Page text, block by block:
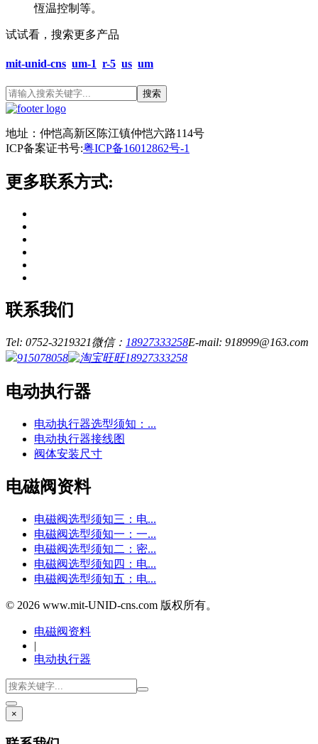
恆温控制等。
试试看，搜索更多产品
mit-unid-cns um-1 r-5 us um
搜索
地址：仲恺高新区陈江镇仲恺六路114号
ICP备案证书号:粤ICP备16012862号-1
更多联系方式:
联系我们
Tel: 0752-3219321微信： 18927333258E-mail: 918999@163.com
915078058
18927333258
电动执行器
电动执行器选型须知：...
电动执行器接线图
阀体安装尺寸
电磁阀资料
电磁阀选型须知三：电...
电磁阀选型须知一：一...
电磁阀选型须知二：密...
电磁阀选型须知四：电...
电磁阀选型须知五：电...
© 2026 www.mit-UNID-cns.com 版权所有。
电磁阀资料
|
电动执行器
×